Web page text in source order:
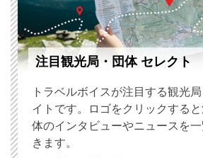
注目観光局・団体 セレクト
トラベルボイスが注目する観光
イトです。ロゴをクリックする
体のインタビューやニュースを
きます。